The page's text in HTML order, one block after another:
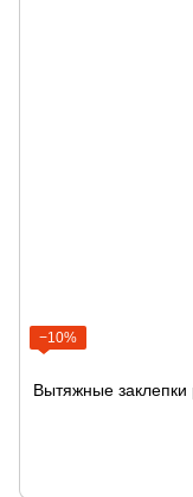
−10%
Вытяжные